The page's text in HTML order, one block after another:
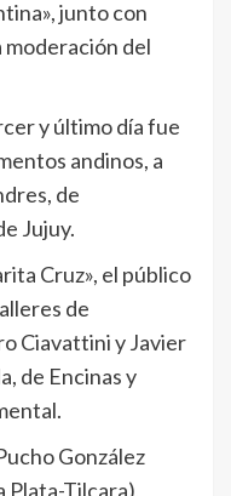
junto con
del
y último día fue
andinos, a
de
Jujuy.
Cruz», el público
de
Ciavattini y Javier
de Encinas y
González
Plata-Tilcara),